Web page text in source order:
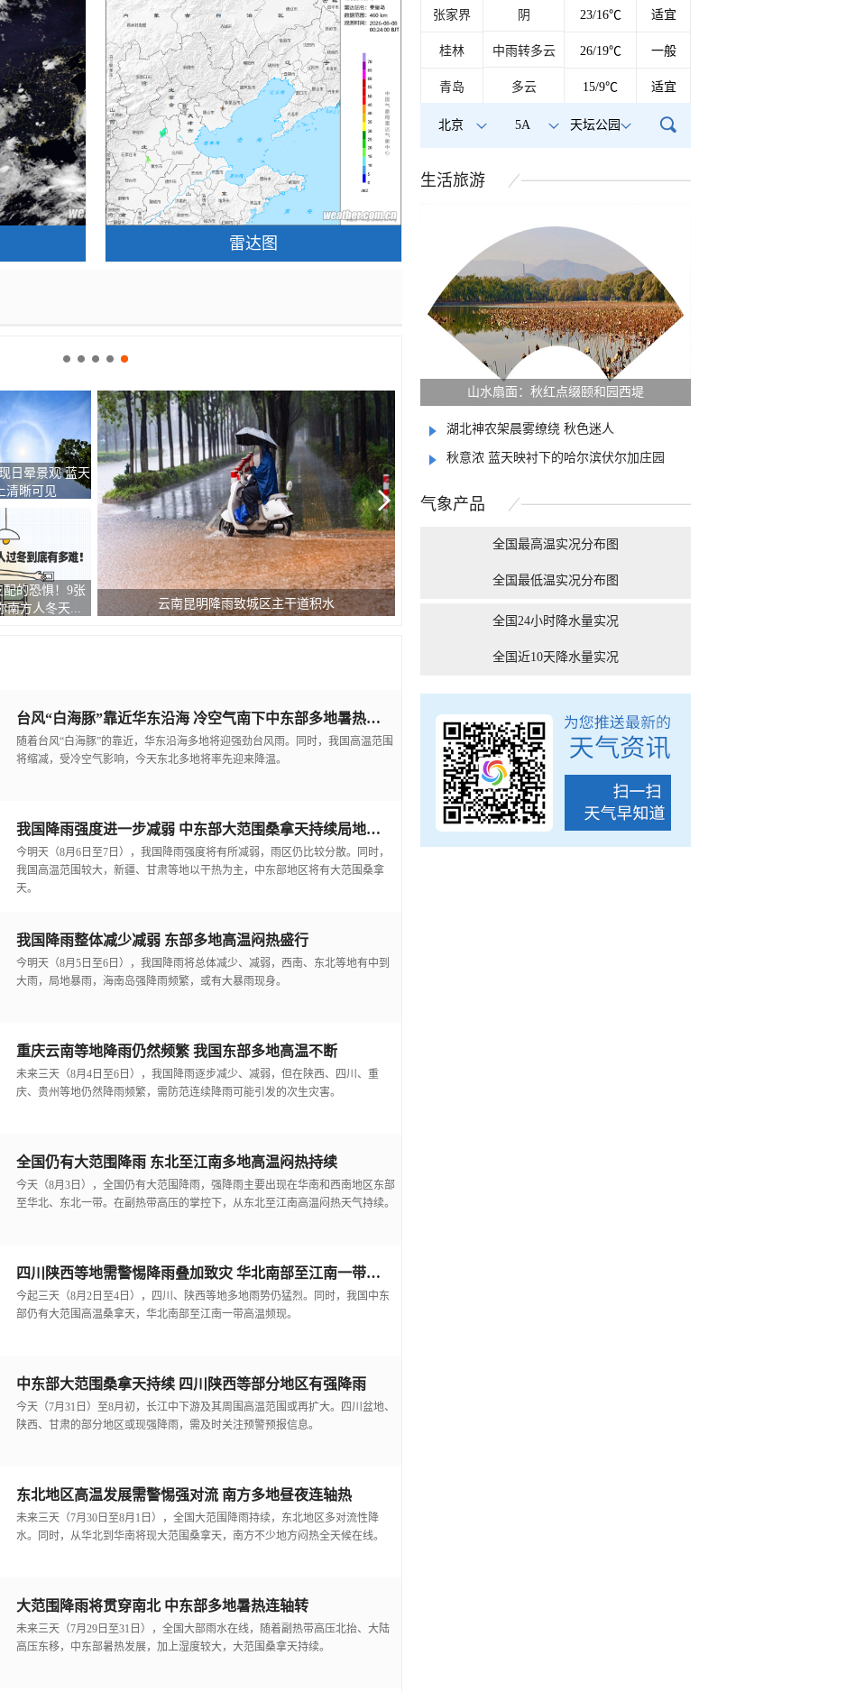
雷达图
日晕景观 蓝天
清晰可见
的恐惧！9张
南方人冬天...
云南昆明降雨致城区主干道积水
江西永新：中稻开镰抢收
前方高能！ 看地球从未如
台风“白海豚”靠近华东沿海 冷空气南下中东部多地暑热缓解
随着台风“白海豚”的靠近，华东沿海多地将迎强劲台风雨。同时，我国高温范围
将缩减，受冷空气影响，今天东北多地将率先迎来降温。
我国降雨强度进一步减弱 中东部大范围桑拿天持续局地可超38℃
今明天（8月6日至7日），我国降雨强度将有所减弱，雨区仍比较分散。同时，
我国高温范围较大，新疆、甘肃等地以干热为主，中东部地区将有大范围桑拿
天。
我国降雨整体减少减弱 东部多地高温闷热盛行
今明天（8月5日至6日），我国降雨将总体减少、减弱，西南、东北等地有中到
大雨，局地暴雨，海南岛强降雨频繁，或有大暴雨现身。
重庆云南等地降雨仍然频繁 我国东部多地高温不断
未来三天（8月4日至6日），我国降雨逐步减少、减弱，但在陕西、四川、重
庆、贵州等地仍然降雨频繁，需防范连续降雨可能引发的次生灾害。
全国仍有大范围降雨 东北至江南多地高温闷热持续
今天（8月3日），全国仍有大范围降雨，强降雨主要出现在华南和西南地区东部
至华北、东北一带。在副热带高压的掌控下，从东北至江南高温闷热天气持续。
四川陕西等地需警惕降雨叠加致灾 华北南部至江南一带高温频现
今起三天（8月2日至4日），四川、陕西等地多地雨势仍猛烈。同时，我国中东
部仍有大范围高温桑拿天，华北南部至江南一带高温频现。
中东部大范围桑拿天持续 四川陕西等部分地区有强降雨
今天（7月31日）至8月初，长江中下游及其周围高温范围或再扩大。四川盆地、
陕西、甘肃的部分地区或现强降雨，需及时关注预警预报信息。
东北地区高温发展需警惕强对流 南方多地昼夜连轴热
未来三天（7月30日至8月1日），全国大范围降雨持续，东北地区多对流性降
水。同时，从华北到华南将现大范围桑拿天，南方不少地方闷热全天候在线。
大范围降雨将贯穿南北 中东部多地暑热连轴转
未来三天（7月29日至31日），全国大部雨水在线，随着副热带高压北抬、大陆
高压东移，中东部暑热发展，加上湿度较大，大范围桑拿天持续。
张家界 阴 23/16℃ 适宜
桂林 中雨转多云 26/19℃ 一般
青岛 多云 15/9℃ 适宜
北京 5A 天坛公园
生活旅游
山水扇面：秋红点缀颐和园西堤
湖北神农架晨雾缭绕 秋色迷人
秋意浓 蓝天映衬下的哈尔滨伏尔加庄园
气象产品
全国最高温实况分布图
全国最低温实况分布图
全国24小时降水量实况
全国近10天降水量实况